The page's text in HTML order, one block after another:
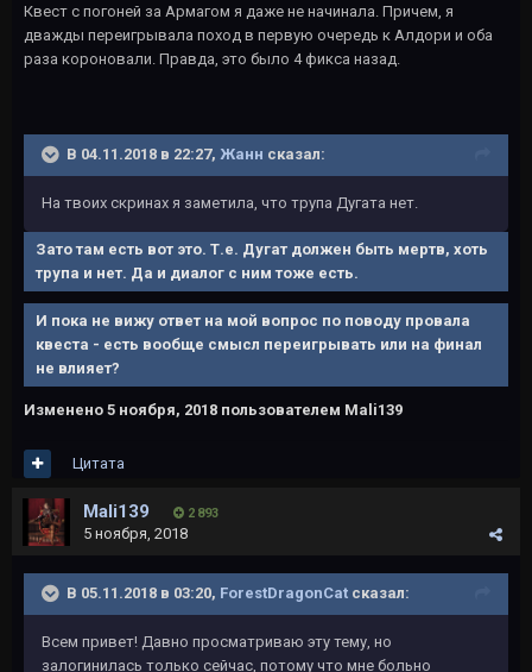
Квест с погоней за Армагом я даже не начинала. Причем, я
дважды переигрывала поход в первую очередь к Алдори и оба
раза короновали. Правда, это было 4 фикса назад.
В 04.11.2018 в 22:27, Жанн сказал:
На твоих скринах я заметила, что трупа Дугата нет.
Зато там есть вот это. Т.е. Дугат должен быть мертв, хоть
трупа и нет. Да и диалог с ним тоже есть.
И пока не вижу ответ на мой вопрос по поводу провала
квеста - есть вообще смысл переигрывать или на финал
не влияет?
Изменено 5 ноября, 2018 пользователем Mali139
Цитата
Mali139 2 893
5 ноября, 2018
В 05.11.2018 в 03:20, ForestDragonCat сказал:
Всем привет! Давно просматриваю эту тему, но
залогинилась только сейчас, потому что мне больно